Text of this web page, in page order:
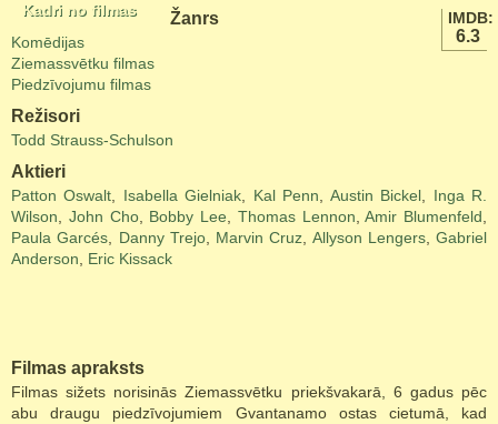
Kadri no filmas
IMDB:
6.3
Žanrs
Komēdijas
Ziemassvētku filmas
Piedzīvojumu filmas
Režisori
Todd Strauss-Schulson
Aktieri
Patton Oswalt Isabella Gielniak Kal Penn Austin Bickel
Inga R.
Wilson
John Cho, Bobby Lee Thomas Lennon ,Amir Blumenfeld
Paula Garcés
Danny Trejo, Marvin Cruz Allyson Lengers, Gabriel
Anderson
Eric Kissack
Filmas apraksts
Filmas sižets norisinās Ziemassvētku priekšvakarā, 6 gadus pēc
abu draugu piedzīvojumiem Gvantanamo ostas cietumā, kad